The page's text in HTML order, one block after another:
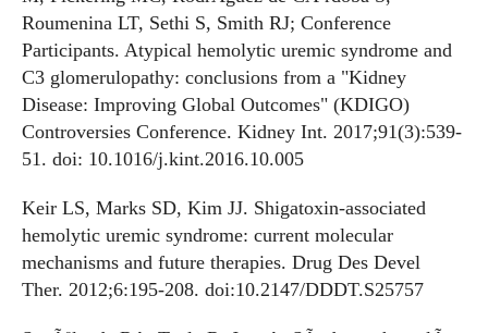
Roumenina LT, Sethi S, Smith RJ; Conference
Participants. Atypical hemolytic uremic syndrome and
C3 glomerulopathy: conclusions from a "Kidney
Disease: Improving Global Outcomes" (KDIGO)
Controversies Conference. Kidney Int. 2017;91(3):539-
51. doi: 10.1016/j.kint.2016.10.005
Keir LS, Marks SD, Kim JJ. Shigatoxin-associated
hemolytic uremic syndrome: current molecular
mechanisms and future therapies. Drug Des Devel
Ther. 2012;6:195-208. doi:10.2147/DDDT.S25757